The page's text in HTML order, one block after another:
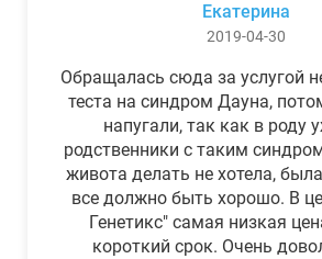
Екатерина
2019-04-30
Обращалась сюда за услугой
теста на синдром Дауна,
напугали, так как в роду
родственники с таким
живота делать не хотела,
все должно быть хорошо. В
Генетикс" самая низкая
короткий срок. Очень